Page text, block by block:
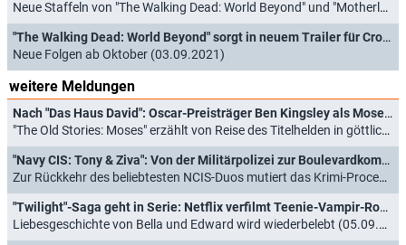
Neue Staffeln von "The Walking Dead: World Beyond" und "Motherland: Fort Salem" (29.09.2021)
"The Walking Dead: World Beyond" sorgt in neuem Trailer für Crossover mit Mutterserie
Neue Folgen ab Oktober (03.09.2021)
weitere Meldungen
Nach "Das Haus David": Oscar-Preisträger Ben Kingsley als Moses in Trailer zu neuer Bibelserie
"The Old Stories: Moses" erzählt von Reise des Titelhelden in göttlichem Auftrag (17.04.2026)
"Navy CIS: Tony & Ziva": Von der Militärpolizei zur Boulevardkomödie
Zur Rückkehr des beliebtesten NCIS-Duos mutiert das Krimi-Procedural zur Spionageklamotte (04.09.2025)
"Twilight"-Saga geht in Serie: Netflix verfilmt Teenie-Vampir-Romanze neu - mit einem Twist
Liebesgeschichte von Bella und Edward wird wiederbelebt (05.09.2024)